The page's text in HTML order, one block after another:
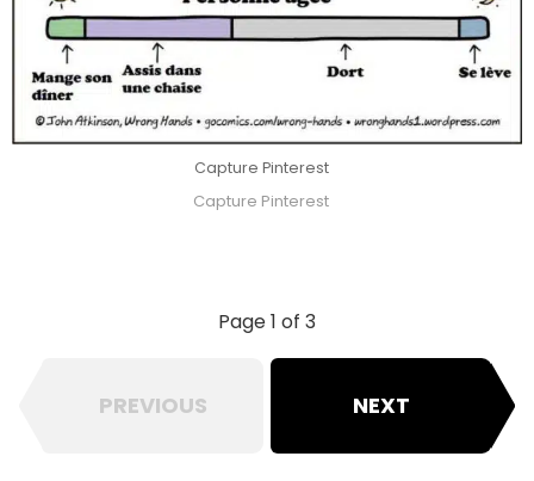
Capture Pinterest
Capture Pinterest
Page 1 of 3
PREVIOUS NEXT